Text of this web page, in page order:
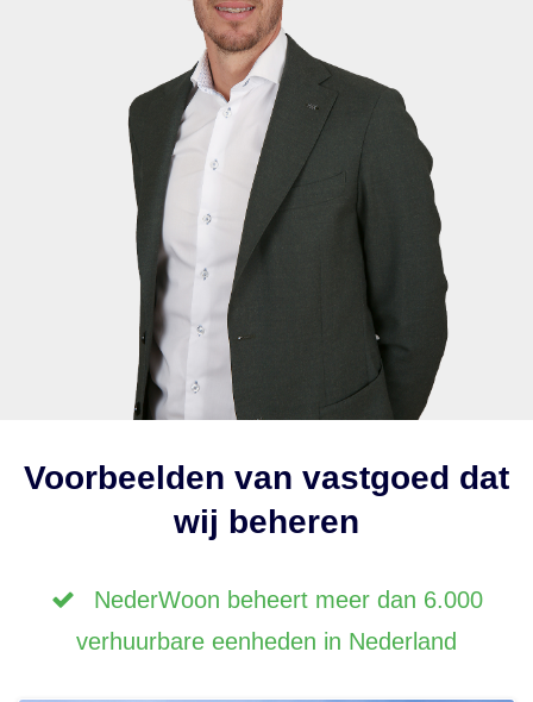
Voorbeelden van vastgoed dat
wij beheren
NederWoon beheert meer dan 6.000
verhuurbare eenheden in Nederland